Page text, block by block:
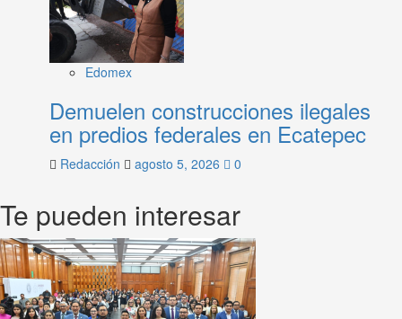
Edomex
Demuelen construcciones ilegales
en predios federales en Ecatepec
Redacción agosto 5, 2026 0
Te pueden interesar